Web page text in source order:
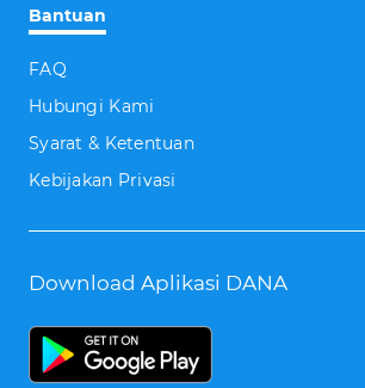
Bantuan
FAQ
Hubungi Kami
Syarat & Ketentuan
Kebijakan Privasi
Download Aplikasi DANA